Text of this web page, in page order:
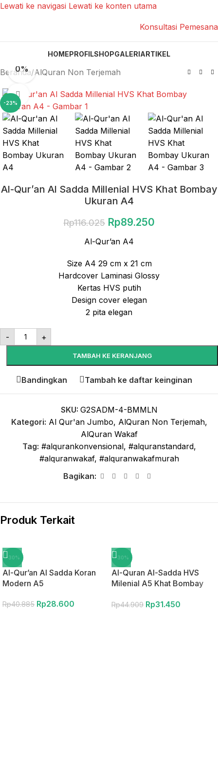
Lewati ke navigasi Lewati ke konten utama
Konsultasi
HOMEPROFILSHOPGALERIARTIKEL
Beranda/AlQuran Non Terjemah
-23%
Tampilan produk 360
0%
Klik untuk memperbesar
Al-Qur’an Al Sadda Millenial HVS Khat Bombay
Ukuran A4
Rp116.025 Rp89.250
Al-Qur’an A4
Size A4 29 cm x 21 cm
Hardcover Laminasi Glossy
Kertas HVS putih
Design cover elegan
2 pita elegan
- +
TAMBAH KE KERANJANG
Bandingkan Tambah ke daftar keinginan
SKU: G2SADM-4-BMMLN
Kategori: Al Qur'an Jumbo, AlQuran Non Terjemah,
AlQuran Wakaf
Tag: #alqurankonvensional, #alquranstandard,
#alquranwakaf, #alquranwakafmurah
Bagikan:
Produk Terkait
-30%
Al-Qur’an Al Sadda Koran
Modern A5
Rp40.885 Rp28.600
-30%
Al-Quran Al-Sadda HVS
Milenial A5 Khat Bombay
Rp44.909 Rp31.450